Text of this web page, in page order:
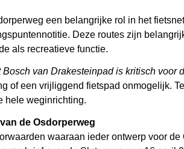
een belangrijke rol in het
Deze routes zijn
als recreatieve functie.
van Drakesteinpad is kritisch voor
of een vrijliggend fietspad onmogelijk.
hele weginrichting.
de Osdorperweg
waaraan ieder ontwerp voor